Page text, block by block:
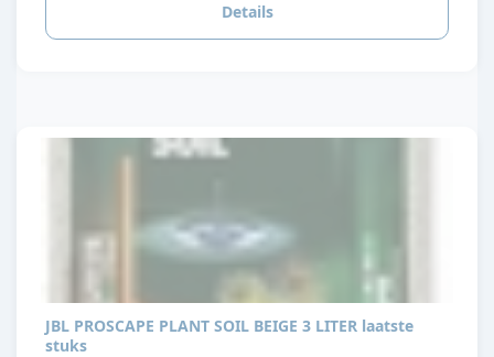
Details
JBL PROSCAPE PLANT SOIL BEIGE 3 LITER laatste
stuks